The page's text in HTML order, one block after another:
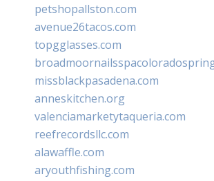
petshopallston.com
avenue26tacos.com
topgglasses.com
missblackpasadena.com
anneskitchen.org
valenciamarketytaqueria.com
reefrecordsllc.com
alawaffle.com
aryouthfishing.com